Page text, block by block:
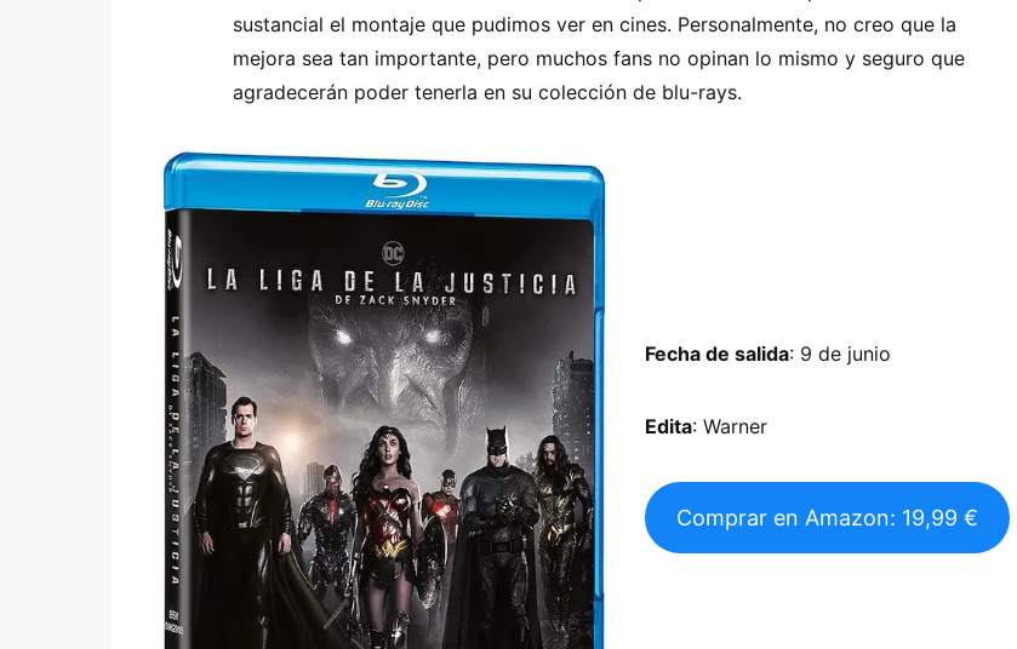
sustancial el montaje que pudimos ver en cines. Personalmente, no creo que la
mejora sea tan importante, pero muchos fans no opinan lo mismo y seguro que
agradecerán poder tenerla en su colección de blu-rays.
Fecha de salida: 9 de junio
Edita: Warner
Comprar en Amazon: 19,99 €